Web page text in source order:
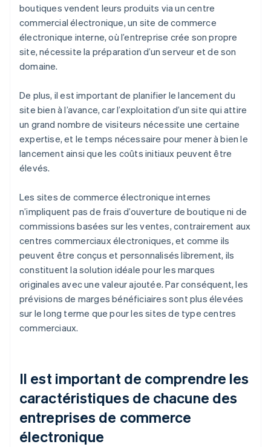
boutiques vendent leurs produits via un centre
commercial électronique, un site de commerce
électronique interne, où l’entreprise crée son propre
site, nécessite la préparation d’un serveur et de son
domaine.
De plus, il est important de planifier le lancement du
site bien à l’avance, car l’exploitation d’un site qui attire
un grand nombre de visiteurs nécessite une certaine
expertise, et le temps nécessaire pour mener à bien le
lancement ainsi que les coûts initiaux peuvent être
élevés.
Les sites de commerce électronique internes
n’impliquent pas de frais d’ouverture de boutique ni de
commissions basées sur les ventes, contrairement aux
centres commerciaux électroniques, et comme ils
peuvent être conçus et personnalisés librement, ils
constituent la solution idéale pour les marques
originales avec une valeur ajoutée. Par conséquent, les
prévisions de marges bénéficiaires sont plus élevées
sur le long terme que pour les sites de type centres
commerciaux.
Il est important de comprendre les
caractéristiques de chacune des
entreprises de commerce
électronique